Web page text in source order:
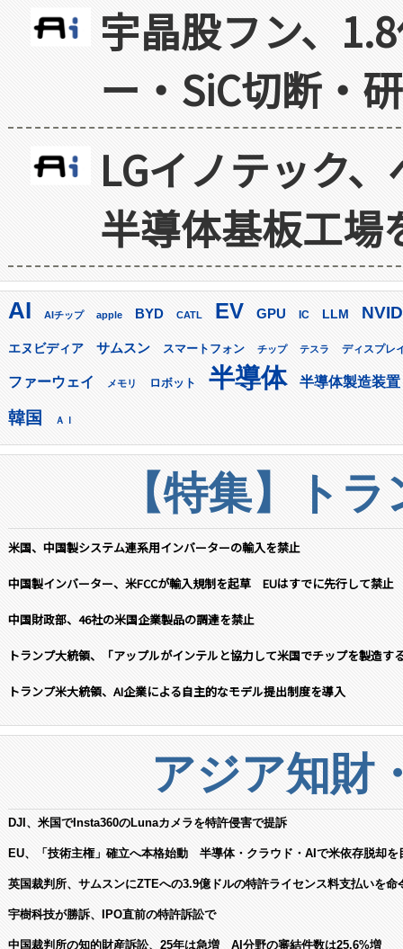
宇晶股フン、
ー・SiC切断・
LGイノテック
半導体基板工場
AI AIチップ apple BYD CATL EV GPU IC LLM
エヌビディア サムスン スマートフォン チップ テスラ ディスプレ
ファーウェイ メモリ ロボット 半導体 半導体製造装置
韓国 ＡＩ
【特集】ト
米国、中国製システム連系用インバーターの輸入を禁止
中国製インバーター、米FCCが輸入規制を起草 EUはすでに先行して禁止
中国財政部、46社の米国企業製品の調達を禁止
トランプ大統領、「アップルがインテルと協力して米国でチップを製造す
トランプ米大統領、AI企業による自主的なモデル提出制度を導入
アジア知財
DJI、米国でInsta360のLunaカメラを特許侵害で提訴
EU、「技術主権」確立へ本格始動 半導体・クラウド・AIで米依存脱却を
英国裁判所、サムスンにZTEへの3.9億ドルの特許ライセンス料支払いを命
宇樹科技が勝訴、IPO直前の特許訴訟で
中国裁判所の知的財産訴訟、25年は急増 AI分野の審結件数は25.6%増